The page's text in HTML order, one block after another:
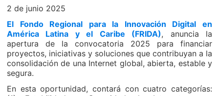
2 de junio 2025
El Fondo Regional para la Innovación Digital en
América Latina y el Caribe (FRIDA), anuncia la
apertura de la convocatoria 2025 para financiar
proyectos, iniciativas y soluciones que contribuyan a la
consolidación de una Internet global, abierta, estable y
segura.
En esta oportunidad, contará con cuatro categorías: